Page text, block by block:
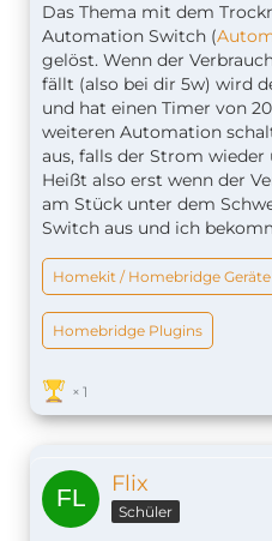
Das Thema mit dem
Automation Switch (
gelöst. Wenn der
fällt (also bei dir 5w) wird
und hat einen Timer von
weiteren Automation
aus, falls der Strom
Heißt also erst wenn der
am Stück unter dem
Switch aus und ich
Homekit / Homebridge Geräte
Homebridge Plugins
1
Flix
Schüler